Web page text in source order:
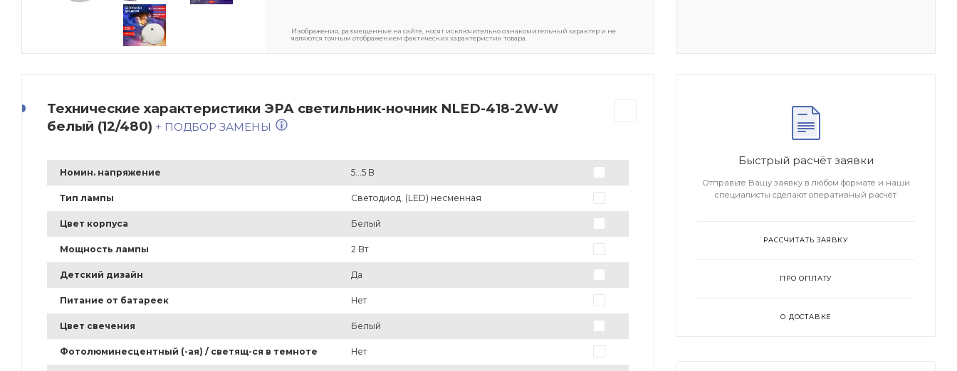
Изображения, размещенные на сайте, носят исключительно ознакомительный характер и не
являются точным отображением фактических характеристик товара.
Технические характеристики ЭРА светильник-ночник NLED-418-2W-W
белый (12/480) + ПОДБОР ЗАМЕНЫ
Номин. напряжение 5...5 В
Тип лампы Светодиод. (LED) несменная
Цвет корпуса Белый
Мощность лампы 2 Вт
Детский дизайн Да
Питание от батареек Нет
Цвет свечения Белый
Фотолюминесцентный (-ая) / светящ-ся в темноте Нет
Быстрый расчёт заявки
Отправьте Вашу заявку в любом формате и наши
специалисты сделают оперативный расчёт
РАССЧИТАТЬ ЗАЯВКУ
ПРО ОПЛАТУ
О ДОСТАВКЕ